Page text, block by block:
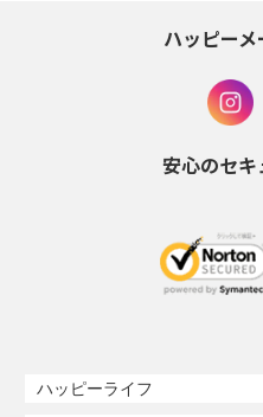
ハッピーメ
安心のセキ
ハッピーライフ